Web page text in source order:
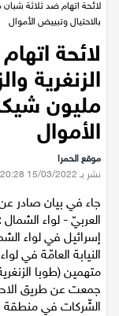
سخنين
عرابة
اخبار عالمية
رياضة
رياضة محلية
رياضة عالمية
بالاحتيال وتبييض الأموال
لائحة
مليون
الأموال
موقع الحمرا
نشر بـ 15/03/2022 20:28
جاء في بيان صادر
العربيّ - لواء
إسرائيل في لواء
متهمين (طوبا
الشّركات في منطقة